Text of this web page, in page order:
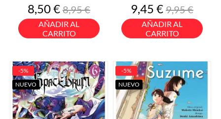
Precio
8,50 €Precio
base
8,95 €
AÑADIR AL
CARRITO
Precio
9,45 €Precio
base
9,95 €
AÑADIR AL
CARRITO
-5%
NUEVO
-5%
NUEVO